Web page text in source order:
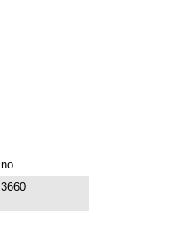
no
3660